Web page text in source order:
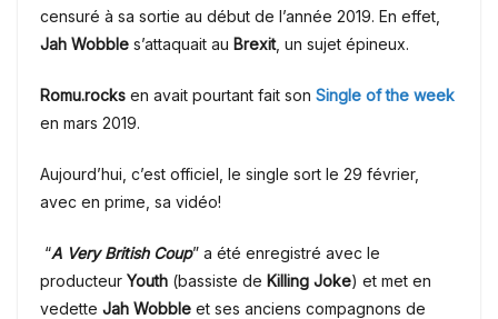
censuré à sa sortie au début de l’année 2019. En effet,
Jah Wobble s’attaquait au Brexit, un sujet épineux.
Romu.rocks en avait pourtant fait son Single of the week
en mars 2019.
Aujourd’hui, c’est officiel, le single sort le 29 février,
avec en prime, sa vidéo!
“A Very British Coup” a été enregistré avec le
producteur Youth (bassiste de Killing Joke) et met en
vedette Jah Wobble et ses anciens compagnons de